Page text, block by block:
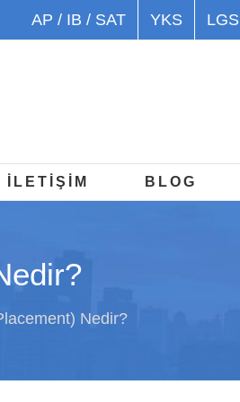
AP / IB / SAT YKS LGS
İLETİŞİM BLOG
Nedir?